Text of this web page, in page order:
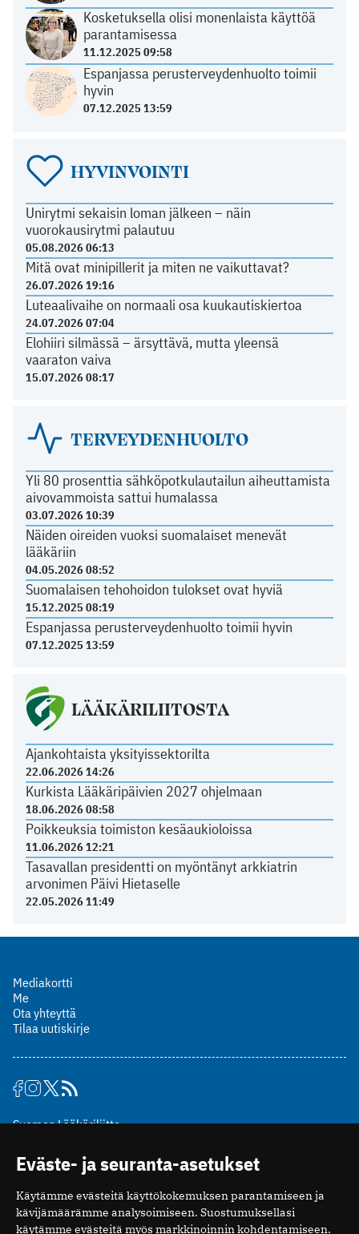
Kosketuksella olisi monenlaista käyttöä
parantamisessa
11.12.2025 09:58
Espanjassa perusterveydenhuolto toimii
hyvin
07.12.2025 13:59
HYVINVOINTI
Unirytmi sekaisin loman jälkeen – näin
vuorokausirytmi palautuu
05.08.2026 06:13
Mitä ovat minipillerit ja miten ne vaikuttavat?
26.07.2026 19:16
Luteaalivaihe on normaali osa kuukautiskiertoa
24.07.2026 07:04
Elohiiri silmässä – ärsyttävä, mutta yleensä
vaaraton vaiva
15.07.2026 08:17
TERVEYDENHUOLTO
Yli 80 prosenttia sähköpotkulautailun aiheuttamista
aivovammoista sattui humalassa
03.07.2026 10:39
Näiden oireiden vuoksi suomalaiset menevät
lääkäriin
04.05.2026 08:52
Suomalaisen tehohoidon tulokset ovat hyviä
15.12.2025 08:19
Espanjassa perusterveydenhuolto toimii hyvin
07.12.2025 13:59
LÄÄKÄRILIITOSTA
Ajankohtaista yksityissektorilta
22.06.2026 14:26
Kurkista Lääkäripäivien 2027 ohjelmaan
18.06.2026 08:58
Poikkeuksia toimiston kesäaukioloissa
11.06.2026 12:21
Tasavallan presidentti on myöntänyt arkkiatrin
arvonimen Päivi Hietaselle
22.05.2026 11:49
Mediakortti
Me
Ota yhteyttä
Tilaa uutiskirje
Suomen Lääkäriliitto
00510 Helsinki
puh. (09) 393 091
toimitus@potilaanlaakarilehti.fi
Eväste- ja seuranta-asetukset
Käytämme evästeitä käyttökokemuksen parantamiseen ja
kävijämäärämme analysoimiseen. Suostumuksellasi
käytämme evästeitä myös markkinoinnin kohdentamiseen.